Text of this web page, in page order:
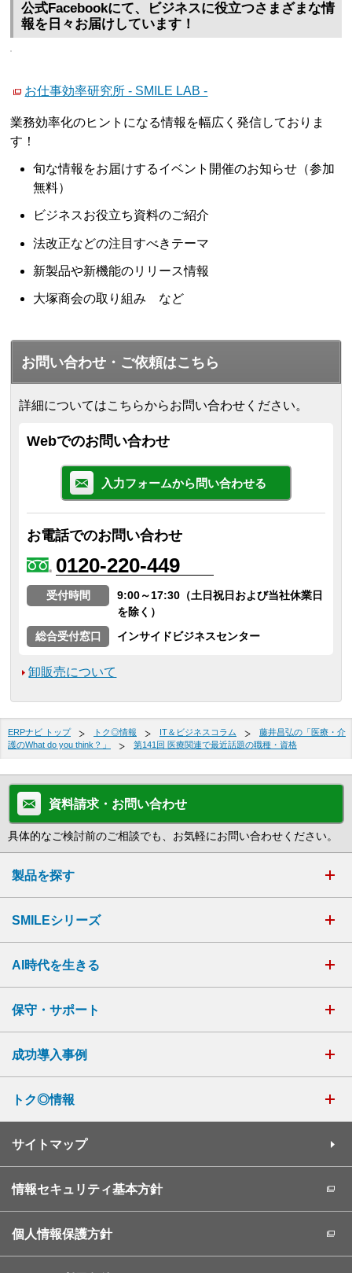
公式Facebookにて、ビジネスに役立つさまざまな情
報を日々お届けしています！
お仕事効率研究所 - SMILE LAB -
業務効率化のヒントになる情報を幅広く発信しておりま
す！
旬な情報をお届けするイベント開催のお知らせ（参加
無料）
ビジネスお役立ち資料のご紹介
法改正などの注目すべきテーマ
新製品や新機能のリリース情報
大塚商会の取り組み など
お問い合わせ・ご依頼はこちら
詳細についてはこちらからお問い合わせください。
Webでのお問い合わせ
入力フォームから問い合わせる
お電話でのお問い合わせ
0120-220-449
受付時間
9:00～17:30（土日祝日および当社休業日
を除く）
総合受付窓口
インサイドビジネスセンター
卸販売について
ERPナビ トップ トク◎情報 IT＆ビジネスコラム
藤井昌弘の「医療・介
護のWhat do you think？」
第141回 医療関連で最近話題の職種・資格
資料請求・お問い合わせ
具体的なご検討前のご相談でも、お気軽にお問い合わせください。
製品を探す
SMILEシリーズ
AI時代を生きる
保守・サポート
成功導入事例
トク◎情報
サイトマップ
情報セキュリティ基本方針
個人情報保護方針